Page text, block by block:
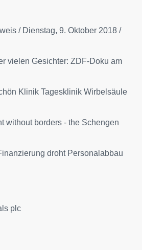
/ Dienstag, 9. Oktober 2018 /
vielen Gesichter: ZDF-Doku am
Klinik Tagesklinik Wirbelsäule
without borders - the Schengen
droht Personalabbau
plc